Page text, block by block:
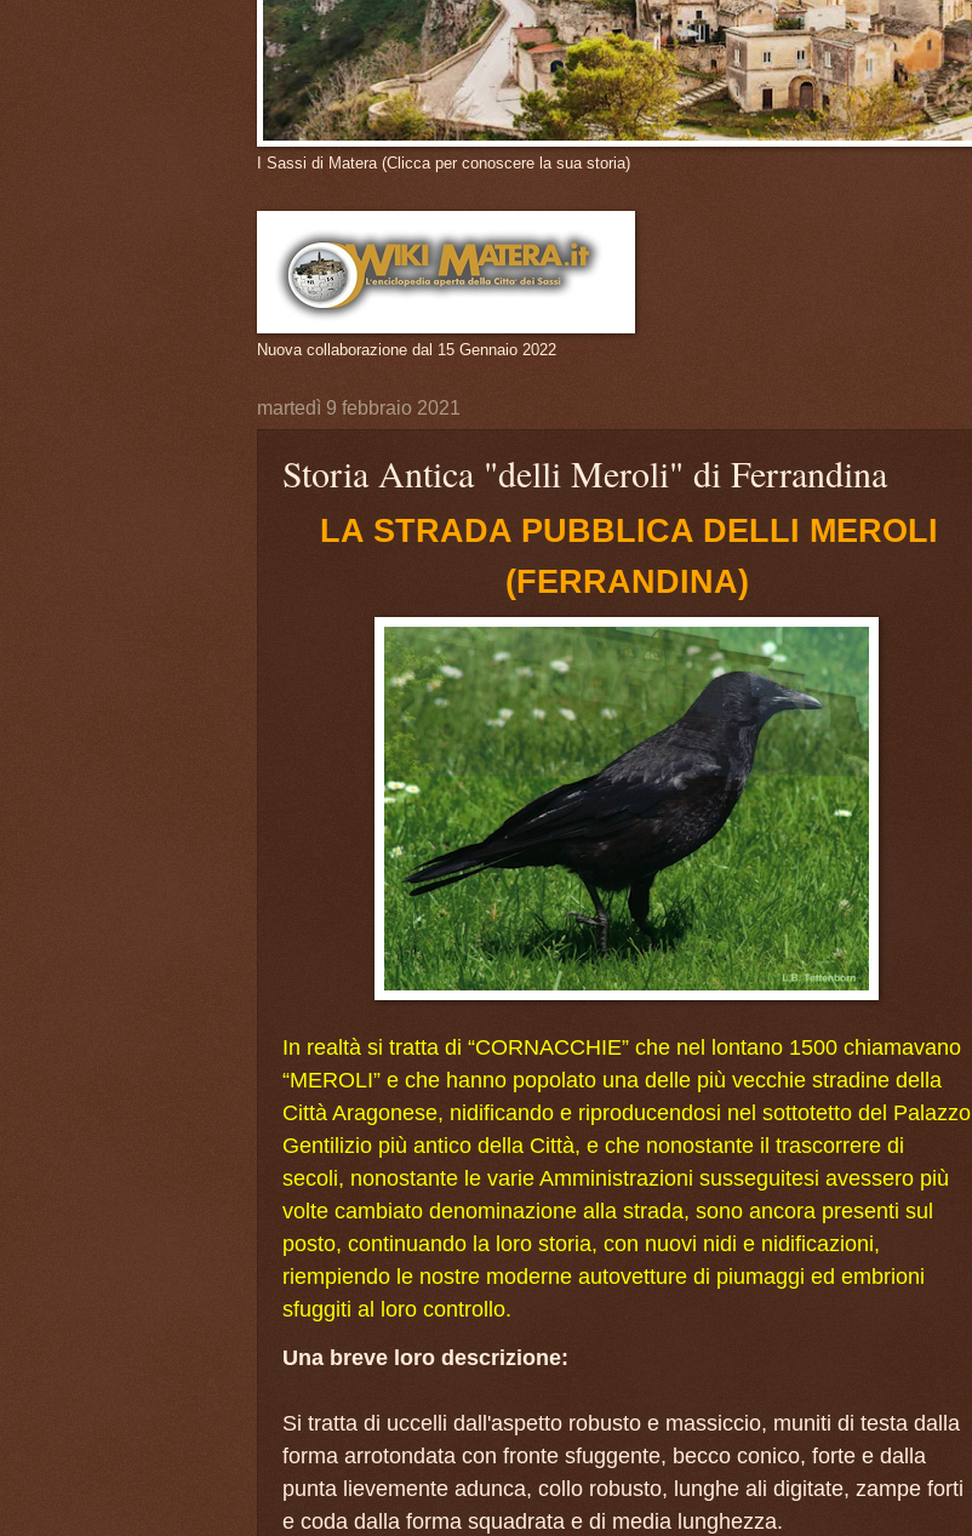
I Sassi di Matera (Clicca per conoscere la sua storia)
Nuova collaborazione dal 15 Gennaio 2022
martedì 9 febbraio 2021
Storia Antica "delli Meroli" di Ferrandina
LA STRADA PUBBLICA DELLI MEROLI
(FERRANDINA)
In realtà si tratta di “CORNACCHIE” che nel lontano 1500 chiamavano
“MEROLI” e che hanno popolato una delle più vecchie stradine della
Città Aragonese, nidificando e riproducendosi nel sottotetto del Palazzo
Gentilizio più antico della Città, e che nonostante il trascorrere di
secoli, nonostante le varie Amministrazioni susseguitesi avessero più
volte cambiato denominazione alla strada, sono ancora presenti sul
posto, continuando la loro storia, con nuovi nidi e nidificazioni,
riempiendo le nostre moderne autovetture di piumaggi ed embrioni
sfuggiti al loro controllo.
Una breve loro descrizione:
Si tratta di uccelli dall'aspetto robusto e massiccio, muniti di testa dalla
forma arrotondata con fronte sfuggente, becco conico, forte e dalla
punta lievemente adunca, collo robusto, lunghe ali digitate, zampe forti
e coda dalla forma squadrata e di media lunghezza.